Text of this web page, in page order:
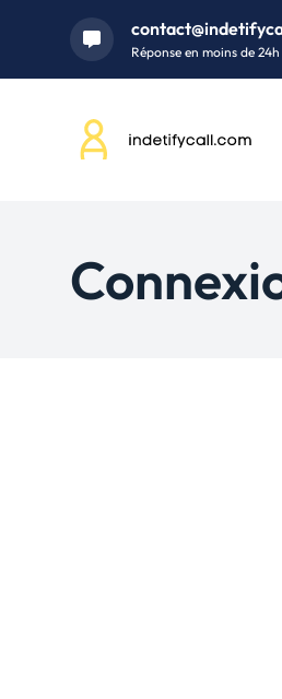
Réponse en moins de 24h